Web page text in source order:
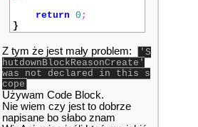
return 0 ;
}
Z tym że jest mały problem:
'S
hutdownBlockReasonCreate'
was not declared in this s
cope
Używam Code Block.
Nie wiem czy jest to dobrze
napisane bo słabo znam